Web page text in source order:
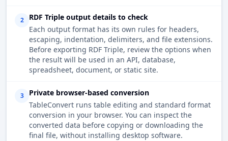
2
RDF Triple output details to check
Each output format has its own rules for headers,
escaping, indentation, delimiters, and file extensions.
Before exporting RDF Triple, review the options when
the result will be used in an API, database,
spreadsheet, document, or static site.
3
Private browser-based conversion
TableConvert runs table editing and standard format
conversion in your browser. You can inspect the
converted data before copying or downloading the
final file, without installing desktop software.